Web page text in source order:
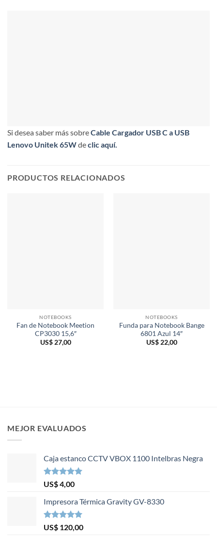
Si desea saber más sobreCable Cargador USB C a USB
Lenovo Unitek 65Wdeclic aquí.
PRODUCTOS RELACIONADOS
NOTEBOOKS
Fan de Notebook Meetion
CP3030 15,6″
US$27,00
NOTEBOOKS
Funda para Notebook Bange
6801 Azul 14″
US$22,00
MEJOR EVALUADOS
Caja estanco CCTV VBOX 1100 Intelbras Negra
Valorado en
5.00
de 5
US$4,00
Impresora Térmica Gravity GV-8330
Valorado en
5.00
de 5
US$ 120,00